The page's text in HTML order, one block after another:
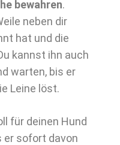
bewahren.
neben dir
hat und die
kannst ihn auch
warten, bis er
Leine löst.
für deinen Hund
er sofort davon